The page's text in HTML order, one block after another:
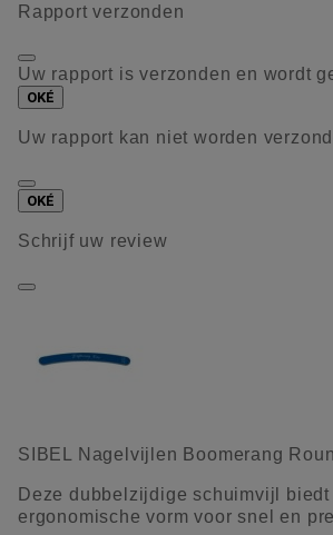
Rapport verzonden
Uw rapport is verzonden en wordt
OKÉ
Uw rapport kan niet worden
OKÉ
Schrijf uw review
SIBEL Nagelvijlen Boomerang
Deze dubbelzijdige schuimvijl
ergonomische vorm voor snel en